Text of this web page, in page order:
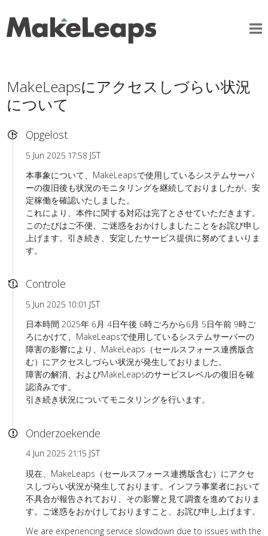
MakeLeapsにアクセスしづらい状況
について
Opgelost
5 Jun 2025 17:58 JST
本事象について、MakeLeapsで使用しているシステムサーバ
ーの復旧後も状況のモニタリングを継続しておりましたが、安
定稼働を確認いたしました。
これにより、本件に関する対応は完了とさせていただきます。
このたびはご不便、ご迷惑をおかけしましたことをお詫び申し
上げます。引き続き、安定したサービス提供に努めてまいりま
す。
Controle
5 Jun 2025 10:01 JST
日本時間 2025年 6月 4日午後 6時ごろから6月 5日午前 9時ご
ろにかけて、MakeLeapsで使用しているシステムサーバーの
障害の影響により、MakeLeaps（セールスフォース連携版含
む）にアクセスしづらい状況が発生しておりました。
障害の解消、およびMakeLeapsのサービスレベルの復旧を確
認済みです。
引き続き状況についてモニタリングを行います。
Onderzoekende
4 Jun 2025 21:15 JST
現在、MakeLeaps（セールスフォース連携版含む）にアクセ
スしづらい状況が発生しております。インフラ事業者において
不具合が報告されており、その影響と見て調査を進めておりま
す。ご迷惑をおかけしておりますこと、お詫び申し上げます。
We are experiencing service slowdown due to issues with the